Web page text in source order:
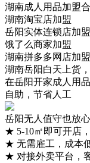
湖南成人用品加盟
湖南淘宝店加盟
岳阳实体连锁店加盟
饿了么商家加盟
湖南拼多多网店加
湖南岳阳白天上货
在岳阳开家成人用
自助，节省人工
岳阳无人值守也放心
★ 5-10㎡即可开店
★ 无需雇工，成本
★ 对接外卖平台，